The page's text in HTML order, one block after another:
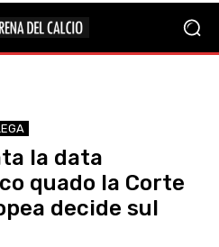
la data
quado la Corte
decide sul